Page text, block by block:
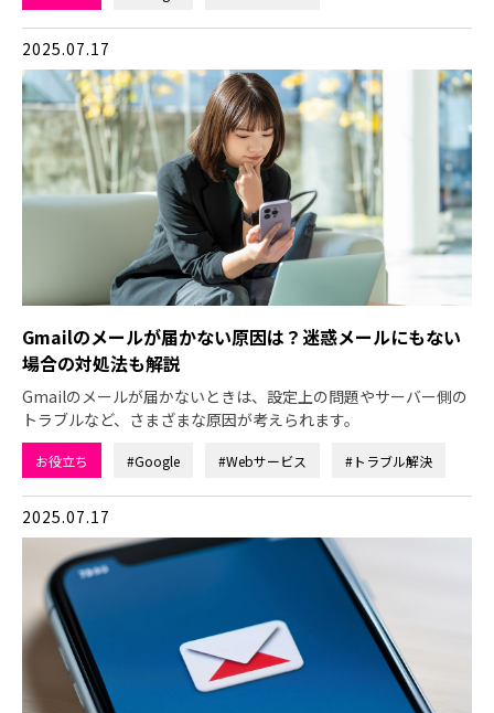
2025.07.17
Gmailのメールが届かない原因は？迷惑メールにもない
場合の対処法も解説
Gmailのメールが届かないときは、設定上の問題やサーバー側の
トラブルなど、さまざまな原因が考えられます。
お役立ち #Google #Webサービス #トラブル解決
2025.07.17